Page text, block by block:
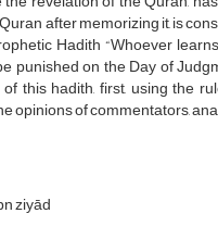
after memorizing it, is
Hadith “Whoever
punished on the Day of
this hadith, first, using the
opinions of commentators,
ziyād